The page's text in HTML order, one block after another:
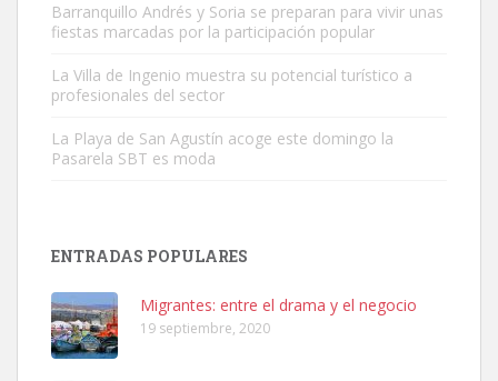
es muy manso y extremadamente cari...
Leales.org » Gran Canaria | 9.7.2025
Leales.org » Gran Canaria
Barranquillo Andrés y Soria se preparan para vivir unas
fiestas marcadas por la participación popular
La Villa de Ingenio muestra su potencial turístico a
profesionales del sector
La Playa de San Agustín acoge este domingo la
Pasarela SBT es moda
ENTRADAS POPULARES
Migrantes: entre el drama y el negocio
19 septiembre, 2020